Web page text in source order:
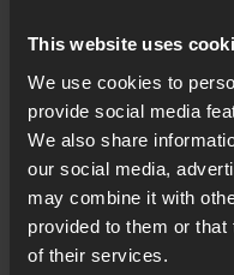
This website uses
We use cookies to
provide social media
We also share
our social media,
may combine it with
provided to them or
of their services.
Señor le
recibió a
Mateo
Aunque la noticia del
ser increíblemente